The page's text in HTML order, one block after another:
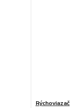
Rýchoviazač